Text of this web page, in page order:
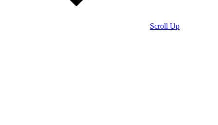
Scroll Up